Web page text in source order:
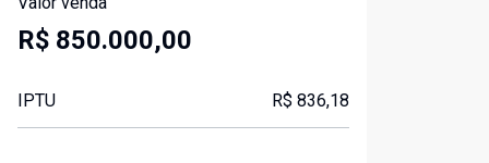
R$ 850.000,00
IPTU R$ 836,18